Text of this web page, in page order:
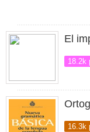
El
18.2k
16.3k